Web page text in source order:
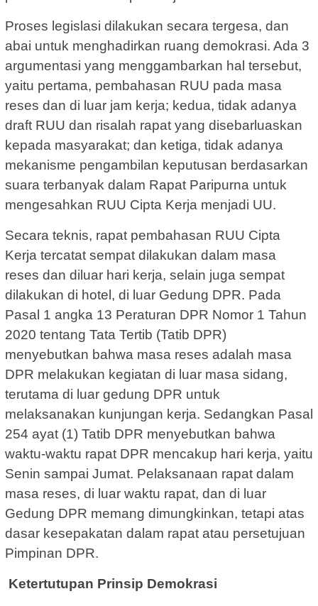
Proses legislasi dilakukan secara tergesa, dan
abai untuk menghadirkan ruang demokrasi. Ada 3
argumentasi yang menggambarkan hal tersebut,
yaitu pertama, pembahasan RUU pada masa
reses dan di luar jam kerja; kedua, tidak adanya
draft RUU dan risalah rapat yang disebarluaskan
kepada masyarakat; dan ketiga, tidak adanya
mekanisme pengambilan keputusan berdasarkan
suara terbanyak dalam Rapat Paripurna untuk
mengesahkan RUU Cipta Kerja menjadi UU.
Secara teknis, rapat pembahasan RUU Cipta
Kerja tercatat sempat dilakukan dalam masa
reses dan diluar hari kerja, selain juga sempat
dilakukan di hotel, di luar Gedung DPR. Pada
Pasal 1 angka 13 Peraturan DPR Nomor 1 Tahun
2020 tentang Tata Tertib (Tatib DPR)
menyebutkan bahwa masa reses adalah masa
DPR melakukan kegiatan di luar masa sidang,
terutama di luar gedung DPR untuk
melaksanakan kunjungan kerja. Sedangkan Pasal
254 ayat (1) Tatib DPR menyebutkan bahwa
waktu-waktu rapat DPR mencakup hari kerja, yaitu
Senin sampai Jumat. Pelaksanaan rapat dalam
masa reses, di luar waktu rapat, dan di luar
Gedung DPR memang dimungkinkan, tetapi atas
dasar kesepakatan dalam rapat atau persetujuan
Pimpinan DPR.
Ketertutupan Prinsip Demokrasi